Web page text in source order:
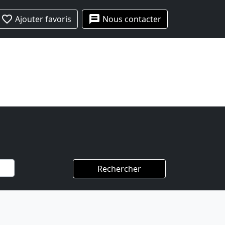
favorite_border Ajouter favoris message Nous contacter
Rechercher